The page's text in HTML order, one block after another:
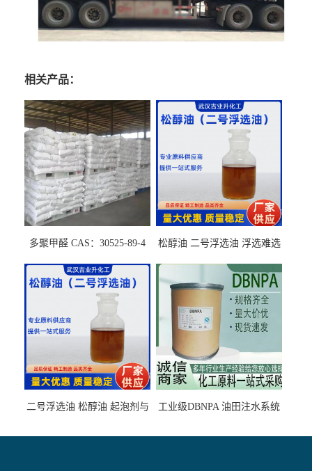
相关产品：
多聚甲醛 CAS：30525-89-4
松醇油 二号浮选油 浮选难选
二号浮选油 松醇油 起泡剂与
工业级DBNPA 油田注水系统